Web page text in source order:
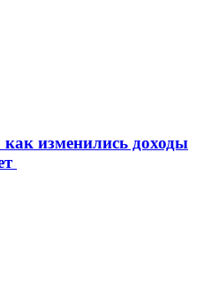
изменились доходы